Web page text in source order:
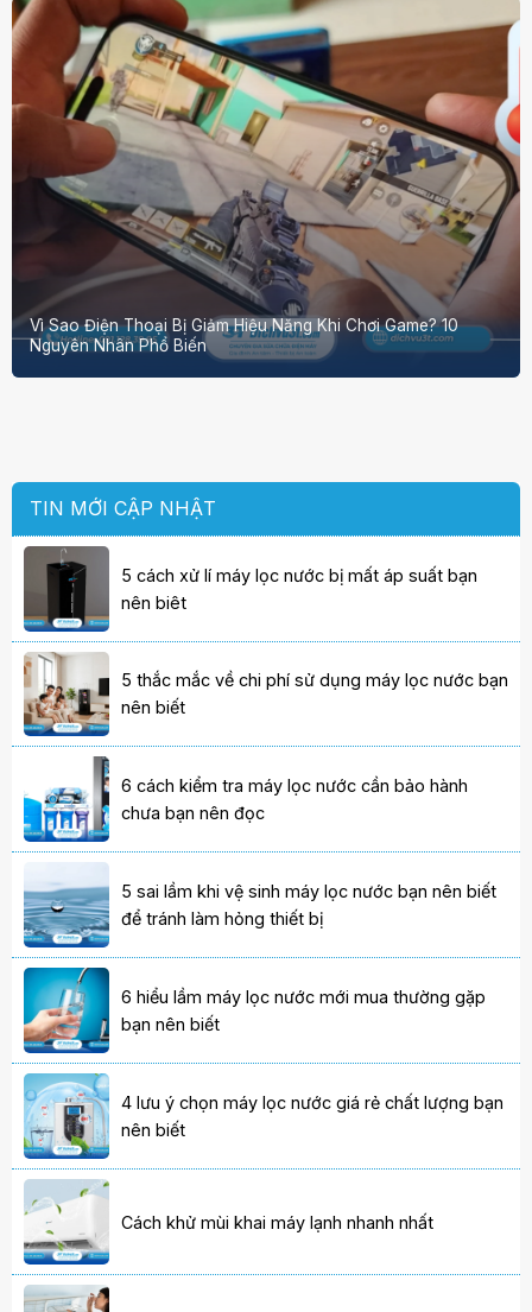
Vì Sao Điện Thoại Bị Giảm Hiệu Năng Khi Chơi Game? 10
Nguyên Nhân Phổ Biến
TIN MỚI CẬP NHẬT
5 cách xử lí máy lọc nước bị mất áp suất bạn
nên biêt
5 thắc mắc về chi phí sử dụng máy lọc nước bạn
nên biết
6 cách kiểm tra máy lọc nước cần bảo hành
chưa bạn nên đọc
5 sai lầm khi vệ sinh máy lọc nước bạn nên biết
để tránh làm hỏng thiết bị
6 hiểu lầm máy lọc nước mới mua thường gặp
bạn nên biết
4 lưu ý chọn máy lọc nước giá rẻ chất lượng bạn
nên biết
Cách khử mùi khai máy lạnh nhanh nhất